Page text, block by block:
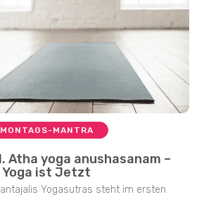
MONTAGS-MANTRA
Atha yoga anushasanam –
Yoga ist Jetzt
Yogasutras steht im ersten